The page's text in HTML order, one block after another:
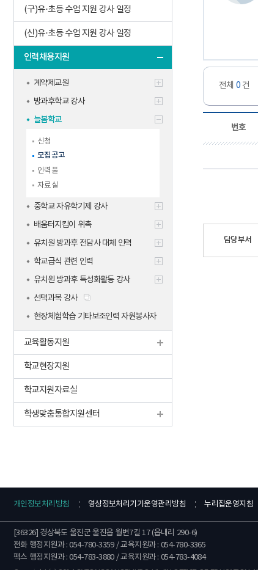
(구)유·초등 수업 지원 강사 일정
(신)유·초등 수업 지원 강사 일정
인력채용지원
계약제교원
방과후학교 강사
늘봄학교
신청
모집공고
인력풀
자료실
중학교 자유학기제 강사
배움터지킴이 위촉
유치원 방과후 전담사 대체 인력
학교급식 관련 인력
유치원 방과후 특성화활동 강사
선택과목 강사
현장체험학습 기타보조인력 자원봉사자
교육활동지원
학교현장지원
학교지원자료실
학생맞춤통합지원센터
전체 0 건
번호
담당부서
개인정보처리방침 영상정보처리기기운영관리방침 누리집운영지침
[36326] 경상북도 울진군 울진읍 월변7길 17 (읍내리 290-6)
전화 행정지원과 : 054-780-3359 / 교육지원과 : 054-780-3365
팩스 행정지원과 : 054-783-3880 / 교육지원과 : 054-783-4084